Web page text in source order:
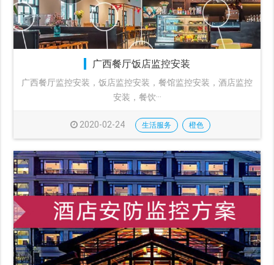
广西餐厅饭店监控安装
广西餐厅监控安装，饭店监控安装，餐馆监控安装，酒店监控
安装，餐饮···
2020-02-24 生活服务 橙色